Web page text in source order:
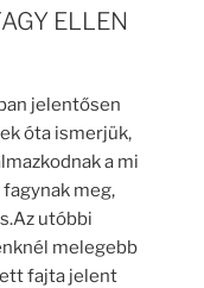
ELLEN
jelentősen
óta ismerjük,
a mi
meg,
utóbbi
melegebb
fajta jelent